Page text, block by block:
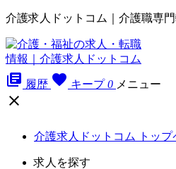
介護求人ドットコム｜介護職専
library_books 履歴 favorite キープ 0 メニュー

介護求人ドットコム トップ
求人を探す